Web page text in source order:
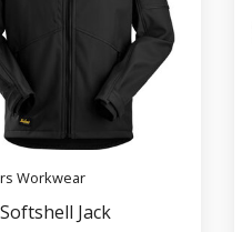
Workwear
Jack